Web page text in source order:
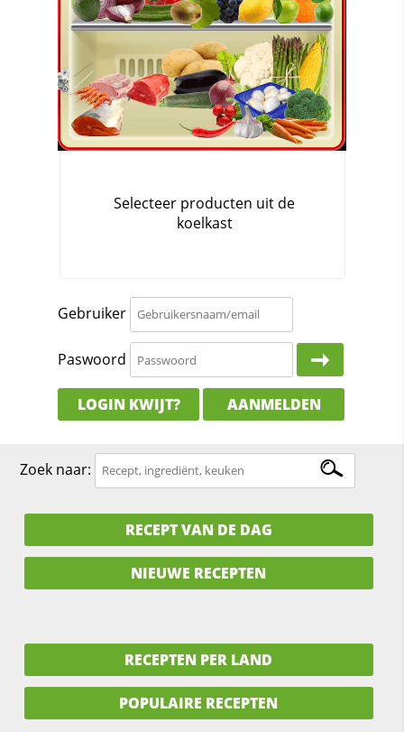
Gebruiker
Paswoord
LOGIN KWIJT? AANMELDEN
Zoek naar:
RECEPT VAN DE DAG
NIEUWE RECEPTEN
RECEPTEN PER LAND
POPULAIRE RECEPTEN